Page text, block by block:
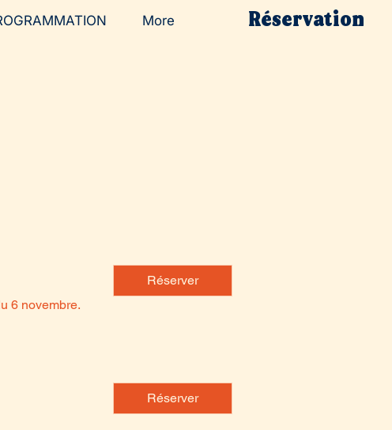
Réservation
More
6 novembre.
Réserver
Réserver